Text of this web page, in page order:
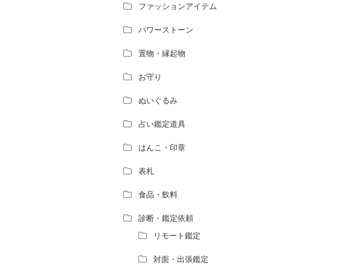
ファッションアイテム
パワーストーン
置物・縁起物
お守り
ぬいぐるみ
占い鑑定道具
はんこ・印章
表札
食品・飲料
診断・鑑定依頼
リモート鑑定
対面・出張鑑定